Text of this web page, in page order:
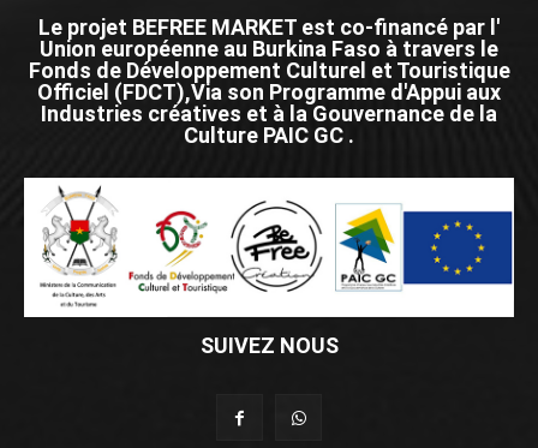
Le projet BEFREE MARKET est co-financé par l'
Union européenne au Burkina Faso à travers le
Fonds de Développement Culturel et Touristique
Officiel (FDCT),Via son Programme d'Appui aux
Industries créatives et à la Gouvernance de la
Culture PAIC GC .
SUIVEZ NOUS